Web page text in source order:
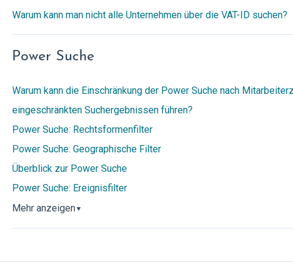
Warum kann man nicht alle Unternehmen über die VAT-ID suchen?
Power Suche
Warum kann die Einschränkung der Power Suche nach
eingeschränkten Suchergebnissen führen?
Power Suche: Rechtsformenfilter
Power Suche: Geographische Filter
Überblick zur Power Suche
Power Suche: Ereignisfilter
Mehr anzeigen▼